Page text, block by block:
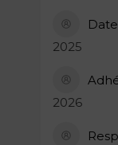
2025
2026